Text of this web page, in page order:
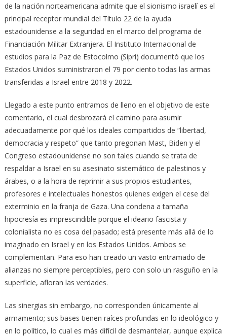
de la nación norteamericana admite que el sionismo israelí es el
principal receptor mundial del Título 22 de la ayuda
estadounidense a la seguridad en el marco del programa de
Financiación Militar Extranjera. El Instituto Internacional de
estudios para la Paz de Estocolmo (Sipri) documentó que los
Estados Unidos suministraron el 79 por ciento todas las armas
transferidas a Israel entre 2018 y 2022.
Llegado a este punto entramos de lleno en el objetivo de este
comentario, el cual desbrozará el camino para asumir
adecuadamente por qué los ideales compartidos de “libertad,
democracia y respeto” que tanto pregonan Mast, Biden y el
Congreso estadounidense no son tales cuando se trata de
respaldar a Israel en su asesinato sistemático de palestinos y
árabes, o a la hora de reprimir a sus propios estudiantes,
profesores e intelectuales honestos quienes exigen el cese del
exterminio en la franja de Gaza. Una condena a tamaña
hipocresía es imprescindible porque el ideario fascista y
colonialista no es cosa del pasado; está presente más allá de lo
imaginado en Israel y en los Estados Unidos. Ambos se
complementan. Para eso han creado un vasto entramado de
alianzas no siempre perceptibles, pero con solo un rasguño en la
superficie, afloran las verdades.
Las sinergias sin embargo, no corresponden únicamente al
armamento; sus bases tienen raíces profundas en lo ideológico y
en lo político, lo cual es más difícil de desmantelar, aunque explica